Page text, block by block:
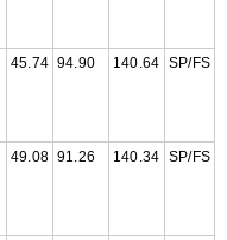
45.74 94.90 140.64 SP/FS
49.08 91.26 140.34 SP/FS